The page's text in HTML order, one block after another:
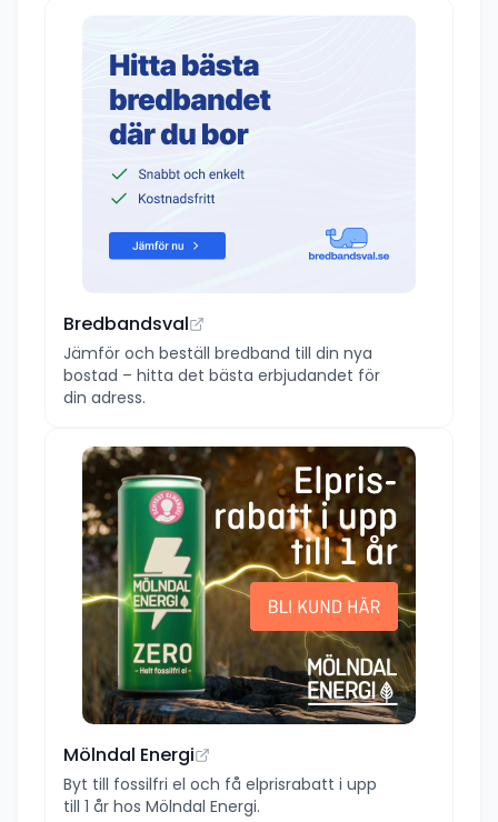
Bredbandsval
Jämför och beställ bredband till din nya
bostad – hitta det bästa erbjudandet för
din adress.
Mölndal Energi
Byt till fossilfri el och få elprisrabatt i upp
till 1 år hos Mölndal Energi.